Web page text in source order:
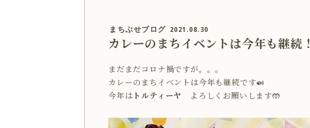
まちぶせブログ 2021.08.30
カレーのまちイベントは今年も継続！
まだまだコロナ禍ですが。。。
カレーのまちイベントは今年も継続です🍛
今年はトルティーヤ よろしくお願いします🤲